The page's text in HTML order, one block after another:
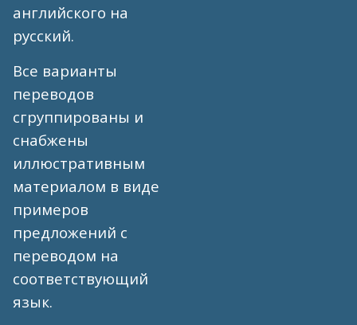
английского на
русский.
Все варианты
переводов
сгруппированы и
снабжены
иллюстративным
материалом в виде
примеров
предложений с
переводом на
соответствующий
язык.